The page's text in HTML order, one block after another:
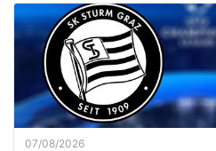
07/08/2026